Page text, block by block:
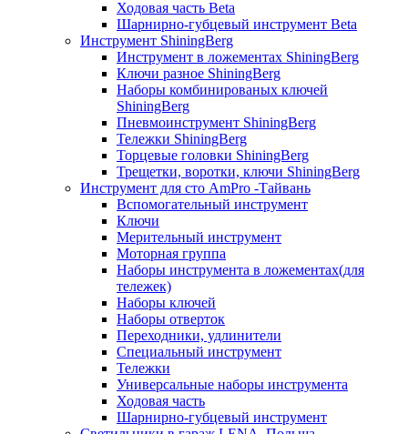
Ходовая часть Beta
Шарнирно-губцевый инструмент Beta
Инструмент ShiningBerg
Инструмент в ложементах ShiningBerg
Ключи разное ShiningBerg
Наборы комбинированых ключей
ShiningBerg
Пневмоинструмент ShiningBerg
Тележки ShiningBerg
Торцевые головки ShiningBerg
Трещетки, воротки, ключи ShiningBerg
Инструмент для сто AmPro -Тайвань
Вспомогательный инструмент
Ключи
Мерительный инструмент
Моторная группа
Наборы инструмента в ложементах(для
тележек)
Наборы ключей
Наборы отверток
Переходники, удлинители
Специальный инструмент
Тележки
Универсальные наборы инструмента
Ходовая часть
Шарнирно-губцевый инструмент